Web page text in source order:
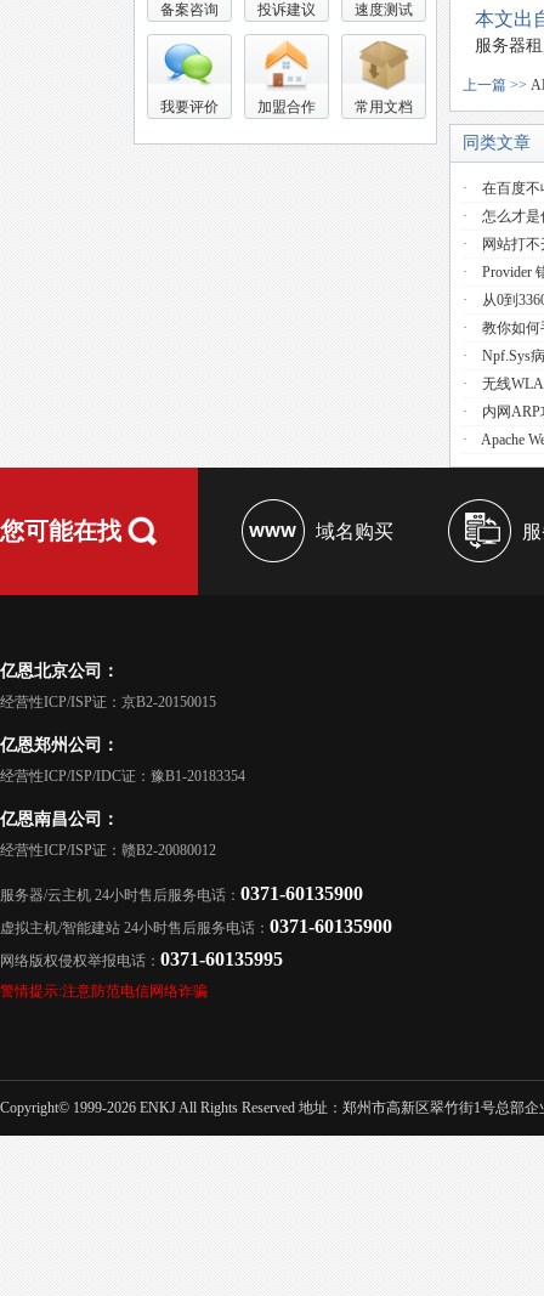
备案咨询 投诉建议 速度测试
我要评价 加盟合作 常用文档
本文出
服务器
上一篇 >>
同类文章
· 在百度不
· 怎么才是
·
网站打
· Provider
· 从0到
· 教你如何
· Npf.sys
· 无线
· 内网
· Apache
您可能在找 域名购买
亿恩北京公司：
经营性ICP/ISP证：京B2-20150015
亿恩郑州公司：
经营性ICP/ISP/IDC证：豫B1-20183354
亿恩南昌公司：
经营性ICP/ISP证：赣B2-20080012
服务器/云主机 24小时售后服务电话： 0371-60135900
虚拟主机/智能建站 24小时售后服务电话： 0371-60135900
网络版权侵权举报电话： 0371-60135995
警情提示:注意防范电信网络诈骗
Copyright© 1999-2026 ENKJ All Rights Reserved 地址：郑州市高新区翠竹街1号